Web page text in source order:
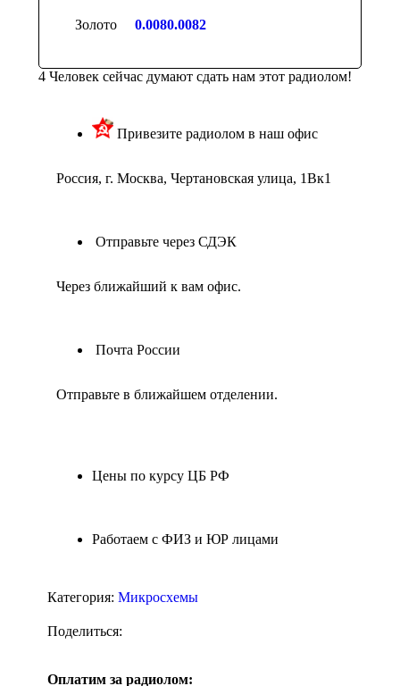
Золото 0.0080.0082
4 Человек сейчас думают сдать нам этот радиолом!
Привезите радиолом в наш офис
Россия, г. Москва, Чертановская улица, 1Вк1
Отправьте через СДЭК
Через ближайший к вам офис.
Почта России
Отправьте в ближайшем отделении.
Цены по курсу ЦБ РФ
Работаем с ФИЗ и ЮР лицами
Категория: Микросхемы
Поделиться:
Оплатим за радиолом: